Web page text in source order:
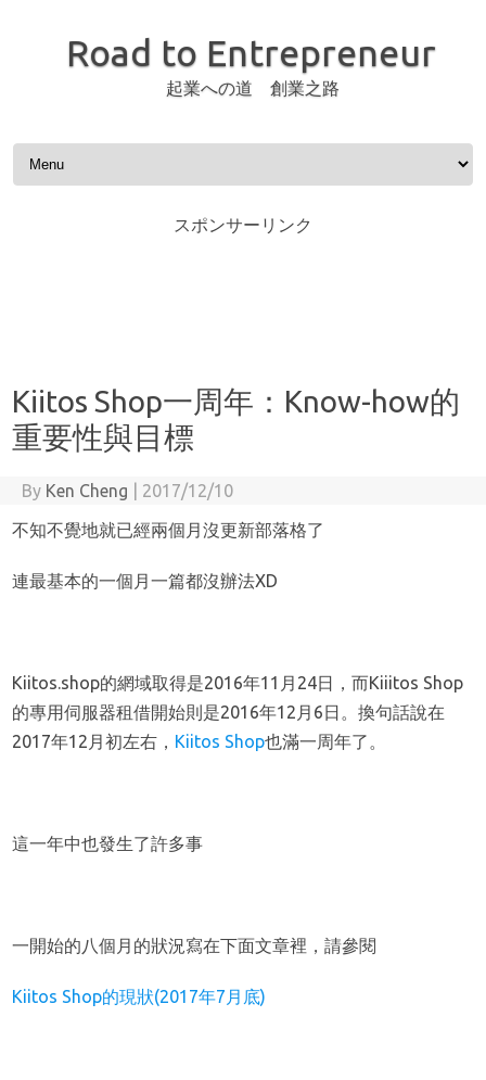
Road to Entrepreneur
起業への道 創業之路
Skip to content
スポンサーリンク
Kiitos Shop一周年：Know-how的
重要性與目標
By Ken Cheng
2017/12/10
不知不覺地就已經兩個月沒更新部落格了
連最基本的一個月一篇都沒辦法XD
Kiitos.shop的網域取得是2016年11月24日，而Kiiitos Shop
的專用伺服器租借開始則是2016年12月6日。換句話說在
2017年12月初左右， Kiitos Shop也滿一周年了。
這一年中也發生了許多事
一開始的八個月的狀況寫在下面文章裡，請參閱
Kiitos Shop的現狀(2017年7月底)